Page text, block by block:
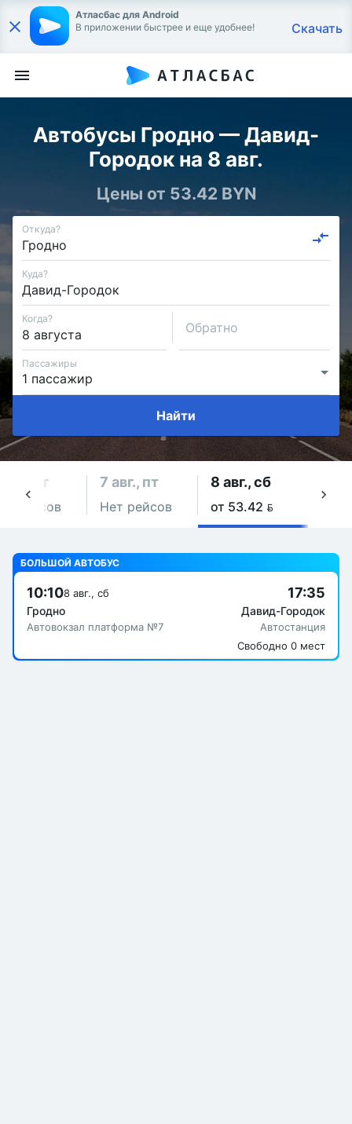
Атласбас для Android
В приложении быстрее и еще удобнее!
Скачать
Автобусы Гродно — Давид-
Городок на 8 авг.
Цены от 53.42 BYN
Откуда?
Куда?
Когда?
Обратно
Пассажиры
Найти
чт
рейсов
7 авг., пт
Нет рейсов
8 авг., сб
от 53.42 
БОЛЬШОЙ АВТОБУС
10:108 авг., сб
Гродно
Автовокзал платформа №7
17:35
Давид-Городок
Автостанция
Свободно 0 мест